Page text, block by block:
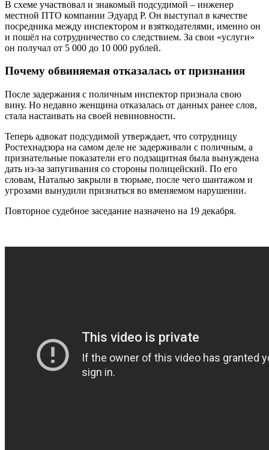
В схеме участвовал и знакомый подсудимой – инженер
местной ПТО компании Эдуард Р. Он выступал в качестве
посредника между инспектором и взяткодателями, именно он
и пошёл на сотрудничество со следствием. За свои «услуги»
он получал от 5 000 до 10 000 рублей.
Почему обвиняемая отказалась от признания
После задержания с поличным инспектор признала свою
вину. Но недавно женщина отказалась от данных ранее слов,
стала настаивать на своей невиновности.
Теперь адвокат подсудимой утверждает, что сотрудницу
Ростехнадзора на самом деле не задерживали с поличным, а
признательные показатели его подзащитная была вынуждена
дать из-за запугивания со стороны полицейский. По его
словам, Наталью закрыли в тюрьме, после чего шантажом и
угрозами вынудили признаться во вменяемом нарушении.
Повторное судебное заседание назначено на 19 декабря.